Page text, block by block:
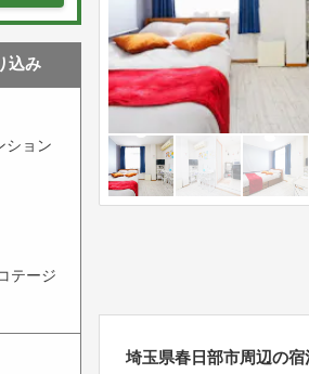
込み
ション
テージ
埼玉県春日部市周辺の